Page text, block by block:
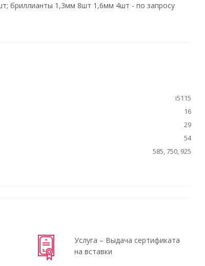
1,3мм 8шт 1,6мм 4шт - по запросу
i5115
16
29
54
585, 750, 925
Услуга – Выдача сертификата
на вставки